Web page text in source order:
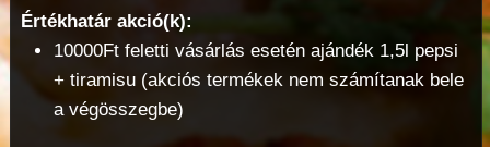
Értékhatár akció(k):
10000Ft feletti vásárlás esetén ajándék 1,5l pepsi
+ tiramisu (akciós termékek nem számítanak bele
a végösszegbe)